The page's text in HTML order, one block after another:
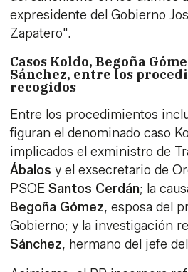
expresidente del Gobierno
Zapatero".
Casos Koldo, Begoña
Sánchez, entre los
recogidos
Entre los procedimientos
figuran el denominado caso
implicados el exministro de
Ábalosy el exsecretario de
PSOESantos Cerdán; la
Begoña Gómez, esposa del
Gobierno; y la investigación
Sánchez, hermano del jefe